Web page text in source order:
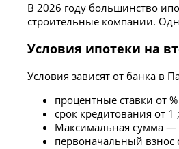
В 2026 году большинство
строительные компании.
Условия ипотеки на
Условия зависят от банка в
процентные ставки от
срок кредитования от 1 ;
Максимальная сумма —
первоначальный взнос